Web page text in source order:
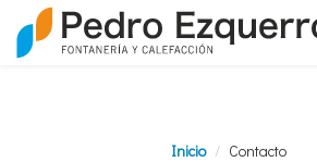
Inicio Contacto